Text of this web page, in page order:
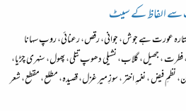
سے الفاظ کے سیٹ
عورت ہے جوش، جوانی، رقص، رعنائی، روپ سہانا
، جھیل، گلاب، نشیلی دھوپ تتلی، پھول، سنہری چڑیا،
فیض ، نغمہِ اختر ، سوزِ میر غزل، قصیدہ، مطلع، مقطع، شعر